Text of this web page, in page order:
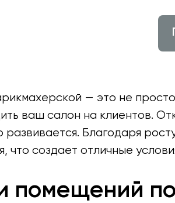
— это не
ваш салон на клиентов.
развивается. Благодаря
что создает отличные
помещений